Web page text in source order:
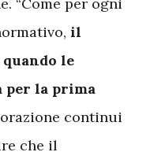
il
le
per la prima
continui
che il